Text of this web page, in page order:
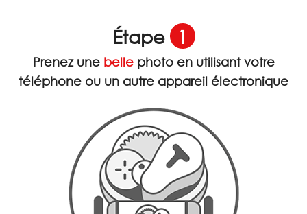
Rechercher
Étape 1
Prenez unebelle photo en utilisant votre
téléphone ou un autre appareil électronique